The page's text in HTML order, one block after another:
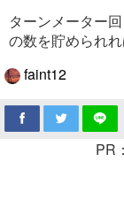
ターンメーター
の数を貯められ
faint12
PR：